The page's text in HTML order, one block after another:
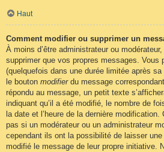
Haut
Comment modifier ou supprimer un
À moins d’être administrateur ou
supprimer que vos propres messages. Vous
(quelquefois dans une durée limitée après
le bouton modifierdu message
répondu au message, un petit texte
indiquant qu’il a été modifié, le nombre de
la date et l’heure de la dernière modification.
pas si un modérateur ou un administrateur
cependant ils ont la possibilité de laisser une
modifié le message de leur propre initiative.